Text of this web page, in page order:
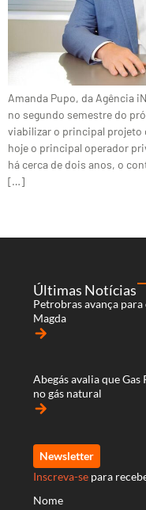
Amanda Pupo, da Agência
no segundo semestre do
viabilizar o principal projeto
hoje o principal operador
há cerca de dois anos, o
[…]
Últimas Notícias
Petrobras avança
Magda
arrow_forward
Abegás avalia que
no gás natural
arrow_forward
Newsletter
Inscreva-se para
Nome